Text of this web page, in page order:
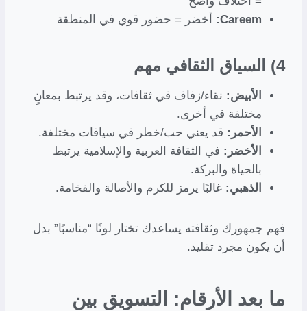
Careem:
أخضر = حضور قوي في المنطقة
4) السياق الثقافي مهم
الأبيض: نقاء/زفاف في ثقافات، وقد يرتبط بمعانٍ
مختلفة في أخرى.
الأحمر: قد يعني حب/خطر في سياقات مختلفة.
الأخضر: في الثقافة العربية والإسلامية يرتبط
بالحياة والبركة.
الذهبي: غالبًا يرمز للكرم والأصالة والفخامة.
فهم جمهورك وثقافته يساعدك تختار لونًا “مناسبًا” بدل
أن يكون مجرد تقليد.
ما بعد الأرقام: التسويق بين